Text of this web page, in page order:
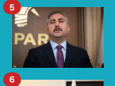
5
6